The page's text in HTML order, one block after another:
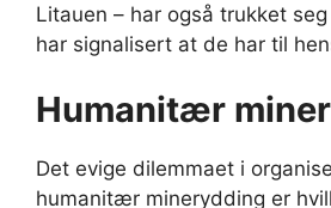
Litauen – har også trukket
har signalisert at de har til
Humanitær
Det evige dilemmaet i
humanitær minerydding er